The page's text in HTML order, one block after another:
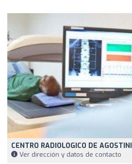
CENTRO RADIOLOGICO DE AGOSTINI
Ver dirección y datos de contacto